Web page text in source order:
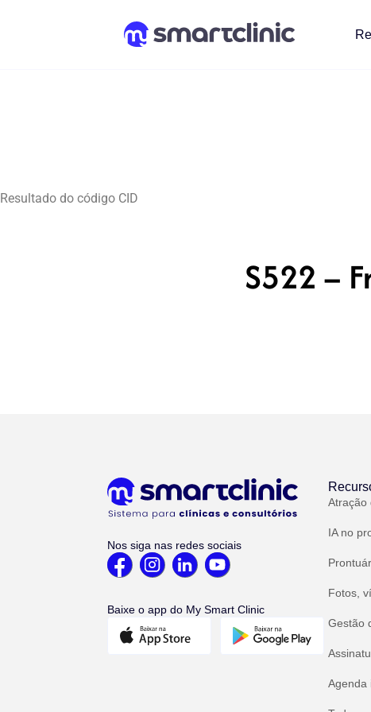
Resultado do código CID
S522 –
Nos siga nas redes sociais
Baixe o app do My Smart Clinic
Atração
IA no
Fotos,
Gestão
Agenda